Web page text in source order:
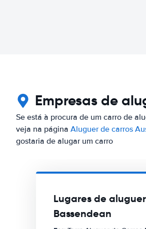
Empresas de
Se está à procura de um carro de
veja na página Aluguer de carros
gostaria de alugar um carro
Lugares de
Bassendean